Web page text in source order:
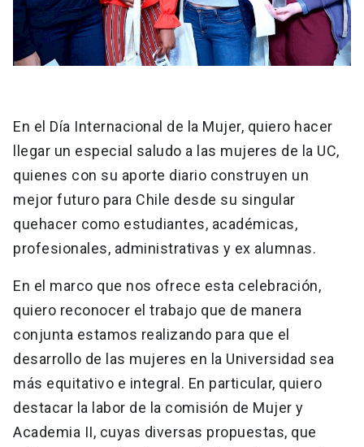
En el Día Internacional de la Mujer, quiero hacer
llegar un especial saludo a las mujeres de la UC,
quienes con su aporte diario construyen un
mejor futuro para Chile desde su singular
quehacer como estudiantes, académicas,
profesionales, administrativas y ex alumnas.
En el marco que nos ofrece esta celebración,
quiero reconocer el trabajo que de manera
conjunta estamos realizando para que el
desarrollo de las mujeres en la Universidad sea
más equitativo e integral. En particular, quiero
destacar la labor de la comisión de Mujer y
Academia II, cuyas diversas propuestas, que